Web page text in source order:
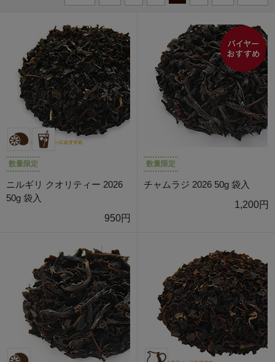
数量限定
ニルギリ クオリティー 2026
50g 袋入
950円
数量限定
チャムラジ 2026 50g 袋入
1,200円